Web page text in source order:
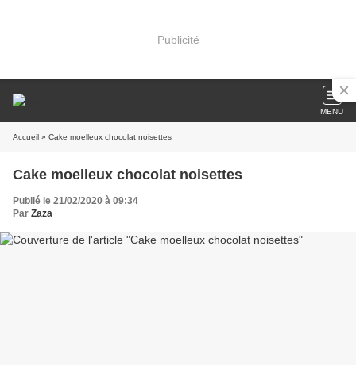
Publicité
MENU
Accueil » Cake moelleux chocolat noisettes
Cake moelleux chocolat noisettes
Publié le 21/02/2020 à 09:34
Par Zaza